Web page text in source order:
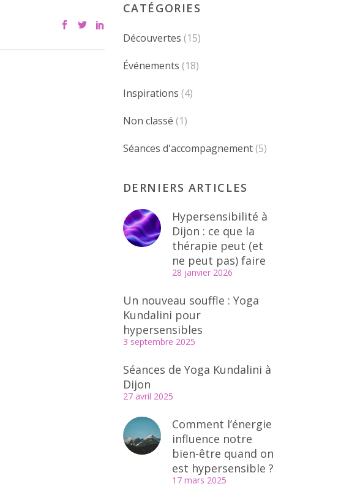
CATÉGORIES
Découvertes (15)
Événements (18)
Inspirations (4)
Non classé (1)
Séances d'accompagnement(5)
DERNIERS ARTICLES
Hypersensibilité à
Dijon : ce que la
thérapie peut (et
ne peut pas) faire
28 janvier 2026
Un nouveau souffle : Yoga
Kundalini pour
hypersensibles
3 septembre 2025
Séances de Yoga Kundalini à
Dijon
27 avril 2025
Comment l’énergie
influence notre
bien-être quand on
est hypersensible ?
17 mars 2025